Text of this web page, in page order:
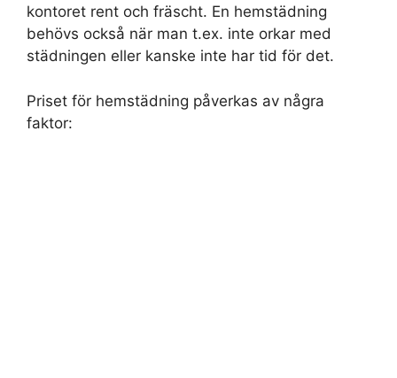
kontoret rent och fräscht. En hemstädning
behövs också när man t.ex. inte orkar med
städningen eller kanske inte har tid för det.
Priset för hemstädning påverkas av några
faktor: